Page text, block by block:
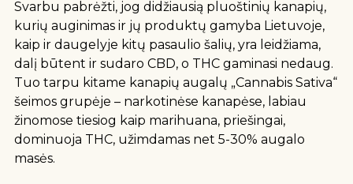
Svarbu pabrėžti, jog didžiausią pluoštinių kanapių,
kurių auginimas ir jų produktų gamyba Lietuvoje,
kaip ir daugelyje kitų pasaulio šalių, yra leidžiama,
dalį būtent ir sudaro CBD, o THC gaminasi nedaug.
Tuo tarpu kitame kanapių augalų „Cannabis Sativa“
šeimos grupėje – narkotinėse kanapėse, labiau
žinomose tiesiog kaip marihuana, priešingai,
dominuoja THC, užimdamas net 5-30% augalo
masės.